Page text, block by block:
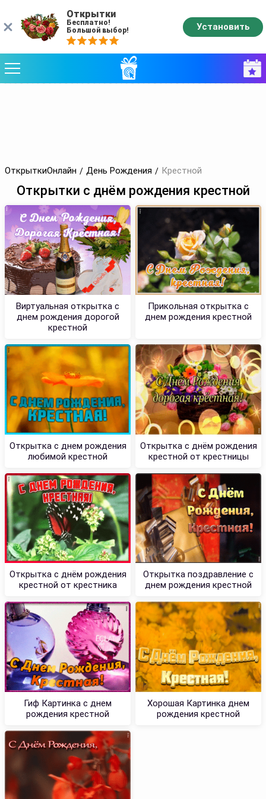
ОткрыткиОнлайн День Рождения Крестной
Открытки с днём рождения крестной
Виртуальная открытка с
днем рождения дорогой
крестной
Прикольная открытка с
днем рождения крестной
Открытка с днем рождения
любимой крестной
Открытка с днём рождения
крестной от крестницы
Открытка с днём рождения
крестной от крестника
Открытка поздравление с
днем рождения крестной
Гиф Картинка с днем
рождения крестной
Хорошая Картинка днем
рождения крестной
Открытки
Бесплатно!
Большой выбор!
Установить